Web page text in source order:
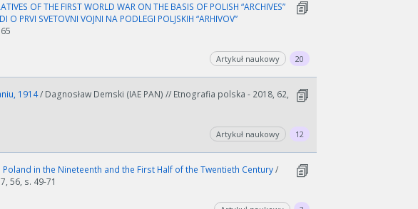
pliku może się wydłużyć.
np. zmniejszając zakres lat.
OF THE FIRST WORLD WAR ON THE BASIS OF POLISH “ARCHIVES”
O PRVI SVETOVNI VOJNI NA PODLEGI POLJSKIH “ARHIVOV”
Artykuł naukowy 20
1914/ Dagnosław Demski (IAE PAN) // Etnografia polska - 2018, 62,
Artykuł naukowy 12
in the Nineteenth and the First Half of the Twentieth Century/
56, s. 49-71